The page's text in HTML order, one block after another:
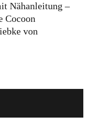
und Good
Nähanleitung –
Cocoon
von